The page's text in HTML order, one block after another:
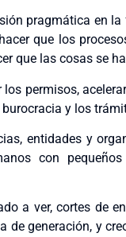
pragmática en
que los
que las cosas se
permisos,
y los
entidades y
con pequeños
a ver, cortes de
generación, y